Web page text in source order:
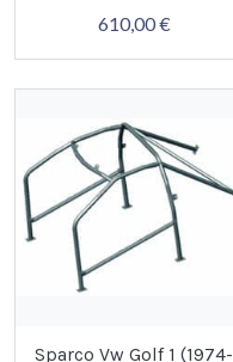
610,00 €
Sparco Vw Golf 1 (1974-